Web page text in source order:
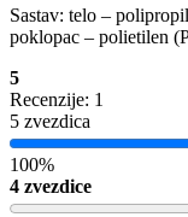
Sastav: telo –
poklopac – polietilen
5
Recenzije: 1
5 zvezdica
100%
4 zvezdice